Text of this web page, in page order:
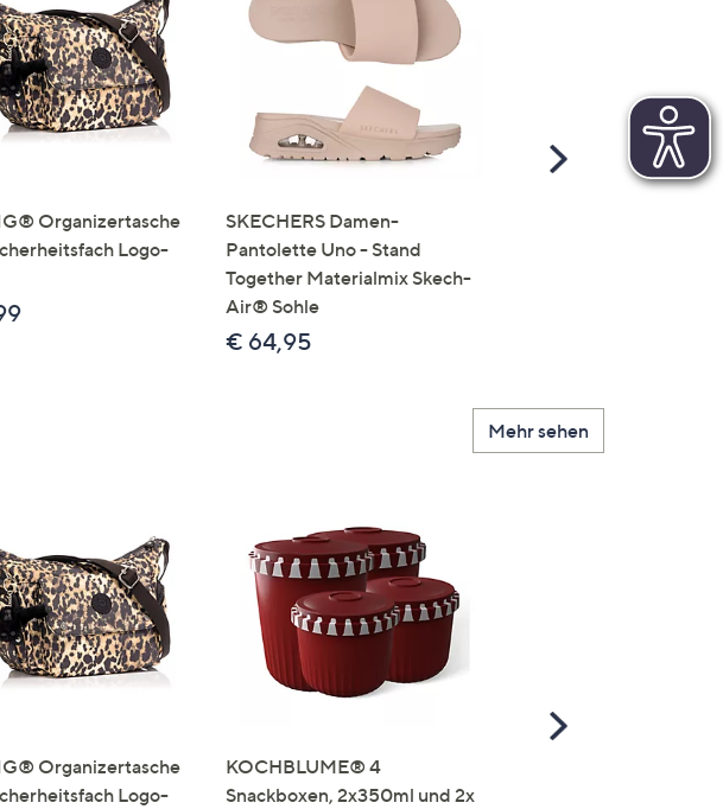
Organizertasche
Logo-
SKECHERS Damen-
Pantolette Uno - Stand
Together Materialmix Skech-
Air® Sohle
€ 64,95
Scroll
Mehr sehen
Organizertasche
Logo-
KOCHBLUME® 4
Snackboxen, 2x350ml und 2x
Scroll